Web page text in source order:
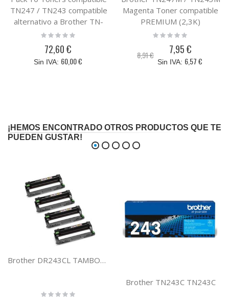
TN247 / TN243 compatible
alternativo a Brother TN-
247 / TN-243 con chip
Rating:
72,60 €
60,00 €
Magenta Toner compatible
PREMIUM (2,3K)
Rating:
8,91 €
Precio
especial
7,95 €
6,57 €
¡HEMOS ENCONTRADO OTROS PRODUCTOS QUE TE
PUEDEN GUSTAR!
Brother DR243CL TAMBOR DR243CL BROTHER PACK 4
Rating:
Brother TN243C TN243C